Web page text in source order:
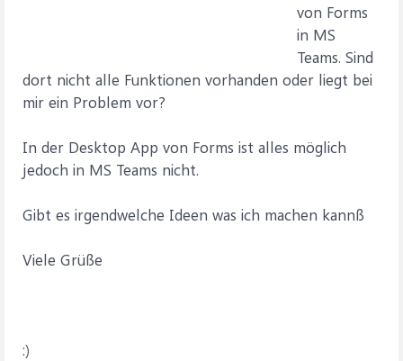
von Forms
in MS
Teams. Sind
dort nicht alle Funktionen vorhanden oder liegt bei
mir ein Problem vor?
In der Desktop App von Forms ist alles möglich
jedoch in MS Teams nicht.
Gibt es irgendwelche Ideen was ich machen kannß
Viele Grüße
:)